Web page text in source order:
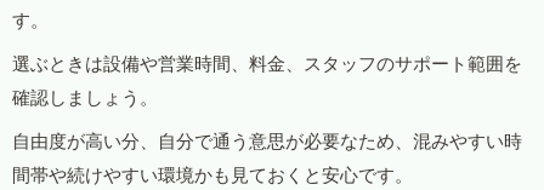
す。
選ぶときは設備や営業時間、料金、スタッフのサポート範囲を
確認しましょう。
自由度が高い分、自分で通う意思が必要なため、混みやすい時
間帯や続けやすい環境かも見ておくと安心です。